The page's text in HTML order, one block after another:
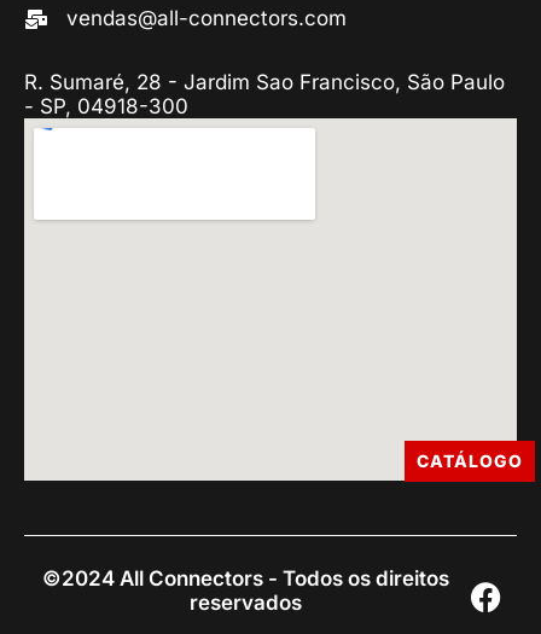
vendas@all-connectors.com
R. Sumaré, 28 - Jardim Sao Francisco, São Paulo
- SP, 04918-300
©2024 All Connectors - Todos os direitos
reservados
CATÁLOGO